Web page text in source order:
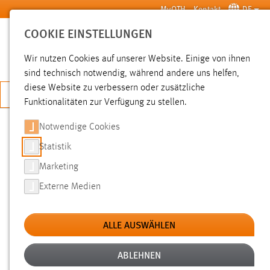
Zum Hauptinhalt springen MyOTH Kontakt DE
SUCHE
JETZT BEWERBEN
SUCHE
FILTER
Typ
Erstellungsdatum
COOKIE EINSTELLUNGEN
Wir nutzen Cookies auf unserer Website. Einige von ihnen
sind technisch notwendig, während andere uns helfen,
diese Website zu verbessern oder zusätzliche
Funktionalitäten zur Verfügung zu stellen.
Notwendige Cookies
Statistik
Marketing
Externe Medien
ALLE AUSWÄHLEN
ABLEHNEN